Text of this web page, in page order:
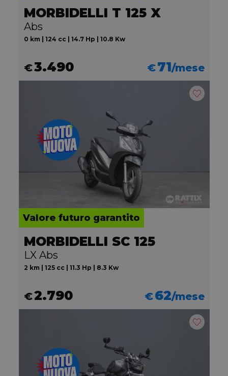
MORBIDELLI T 125 X
Abs
0 km | 124 cc | 14.7 Hp | 10.8 Kw
€3.490 €71/mese
Valore futuro garantito
MORBIDELLI SC 125
LX Abs
2 km | 125 cc | 11.3 Hp | 8.3 Kw
€2.790 €62/mese